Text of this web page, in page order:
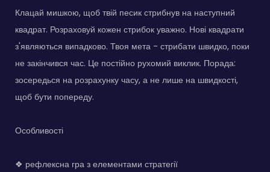
Клацай мишкою, щоб твій песик стрибнув на наступний
квадрат. Розраховуй кожен стрибок уважно. Нові квадрати
з'являються випадково. Твоя мета - стрибати швидко, поки
не закінчився час. Це постійно рухомий виклик. Порада:
зосередься на розрахунку часу, а не лише на швидкості,
щоб бути попереду.
Особливості
❖ рефлексна гра з елементами стратегії